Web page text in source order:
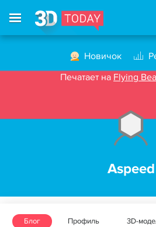
Новичок
Печатает на Flying
Aspeed
Блог Профиль 3D-